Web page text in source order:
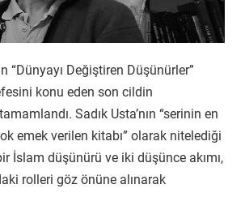
“Dünyayı Değiştiren Düşünürler”
konu eden son cildin
Sadık Usta’nın “serinin en
emek verilen kitabı” olarak nitelediği
İslam düşünürü ve iki düşünce akımı,
rolleri göz önüne alınarak